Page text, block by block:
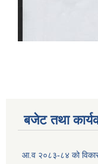
बजेट तथा
आ.व २०८३-८४ को